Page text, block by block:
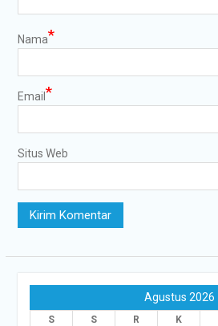
Nama*
Email *
Situs Web
Agustus 2026
S S R K